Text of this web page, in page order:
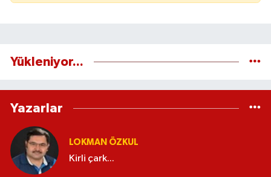
Yükleniyor...
Yazarlar
LOKMAN ÖZKUL
Kirli çark...